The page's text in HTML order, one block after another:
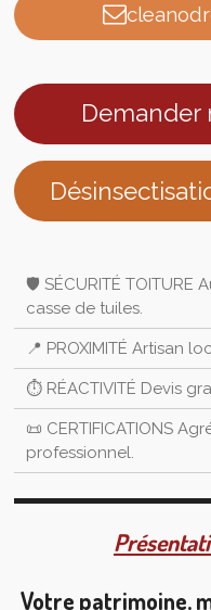
Demander
🛡️ SÉCURITÉ TOITURE
casse de tuiles.
📍 PROXIMITÉ Artisan
⏱️ RÉACTIVITÉ Devis
📜 CERTIFICATIONS
professionnel.
Votre patrimoine,